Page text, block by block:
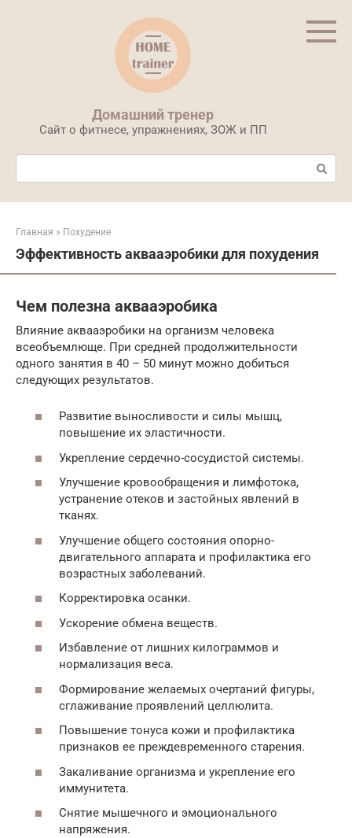
Домашний тренер
Сайт о фитнесе, упражнениях, ЗОЖ и ПП
Поиск:
Главная » Похудение
Эффективность аквааэробики для похудения
Чем полезна аквааэробика
Влияние аквааэробики на организм человека
всеобъемлюще. При средней продолжительности
одного занятия в 40 – 50 минут можно добиться
следующих результатов.
Развитие выносливости и силы мышц,
повышение их эластичности.
Укрепление сердечно-сосудистой системы.
Улучшение кровообращения и лимфотока,
устранение отеков и застойных явлений в
тканях.
Улучшение общего состояния опорно-
двигательного аппарата и профилактика его
возрастных заболеваний.
Корректировка осанки.
Ускорение обмена веществ.
Избавление от лишних килограммов и
нормализация веса.
Формирование желаемых очертаний фигуры,
сглаживание проявлений целлюлита.
Повышение тонуса кожи и профилактика
признаков ее преждевременного старения.
Закаливание организма и укрепление его
иммунитета.
Снятие мышечного и эмоционального
напряжения.